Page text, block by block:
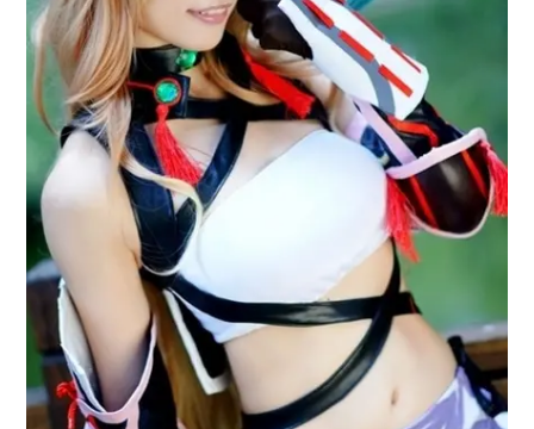
秋アニメ 冬アニメ
男性声優/女性声優一覧
FOLLOW US